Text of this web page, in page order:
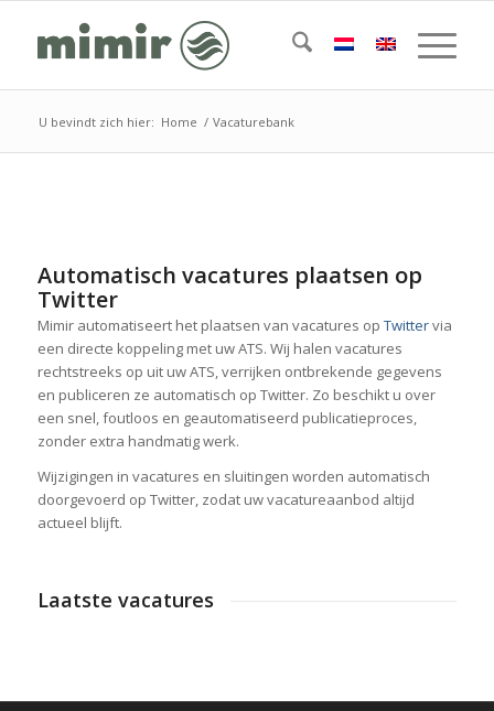
U bevindt zich hier: Home / Vacaturebank
Automatisch vacatures plaatsen op
Twitter
Mimir automatiseert het plaatsen van vacatures op Twittervia
een directe koppeling met uw ATS. Wij halen vacatures
rechtstreeks op uit uw ATS, verrijken ontbrekende gegevens
en publiceren ze automatisch op Twitter. Zo beschikt u over
een snel, foutloos en geautomatiseerd publicatieproces,
zonder extra handmatig werk.
Wijzigingen in vacatures en sluitingen worden automatisch
doorgevoerd op Twitter, zodat uw vacatureaanbod altijd
actueel blijft.
Laatste vacatures